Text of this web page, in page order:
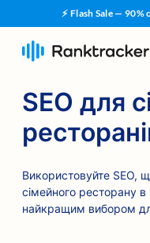
⚡ Flash Sale —
SEO для
Використовуйте SEO,
сімейного ресторану в
найкращим вибором